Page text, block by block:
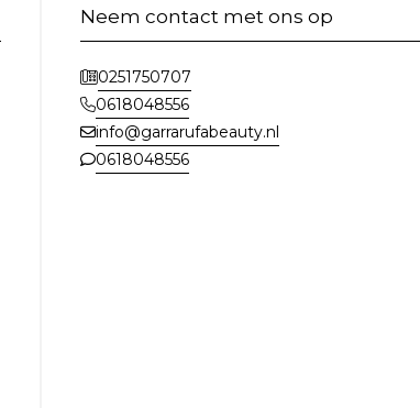
Neem contact met ons op
0251750707
0618048556
info@garrarufabeauty.nl
0618048556